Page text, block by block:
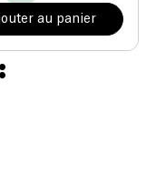
au panier